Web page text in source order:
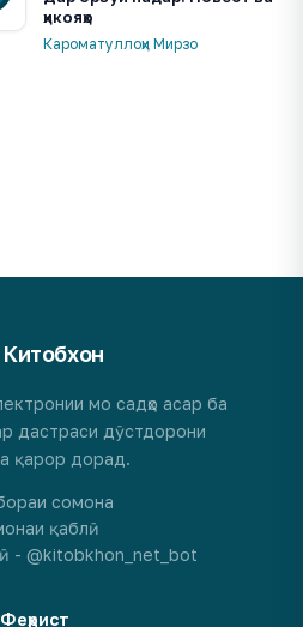
ҳикояҳо
Кароматуллоҳи Мирзо
Китобхон
мо садҳо асар ба
дастраси дӯстдорони
қарор дорад.
сомона
қаблӣ
- @kitobkhon_net_bot
Феҳрист